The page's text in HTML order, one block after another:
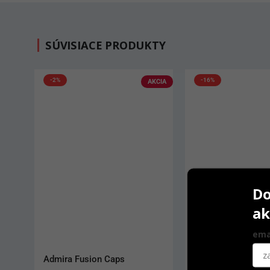
SÚVISIACE PRODUKTY
AKCIA
-16%
G-aenial Universal Flo Papierové čapy